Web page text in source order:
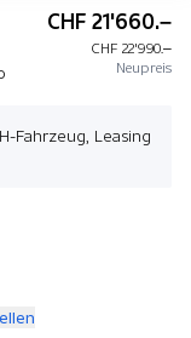
CHF 21'660.–
CHF 22'990.–
Neupreis
Fahrzeug, Leasing